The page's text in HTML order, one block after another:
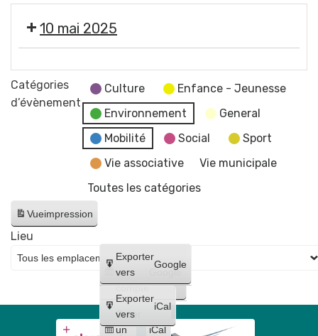
10 mai 2025
marché
aux
Catégories
d’évènement
Culture
Enfance - Jeunesse
Environnement
General
Mobilité
Social
Sport
Vie associative
Vie municipale
Toutes les catégories
Vueimpression
Créer
un
compte
Google
Créer
un
iCal
Exporter
vers
Google
Exporter
vers
iCal
Lieu